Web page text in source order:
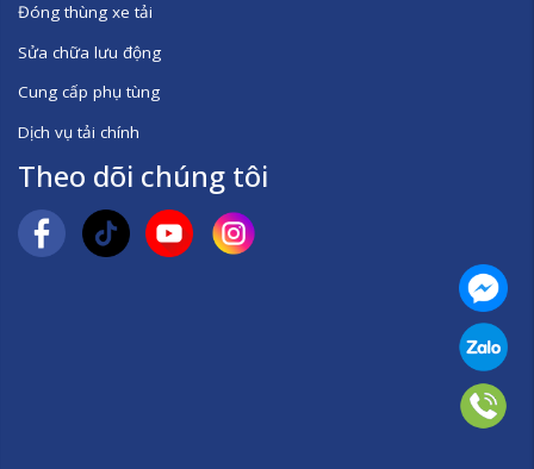
Đóng thùng xe tải
Sửa chữa lưu động
Cung cấp phụ tùng
Dịch vụ tải chính
Theo dõi chúng tôi
Zalo
Số